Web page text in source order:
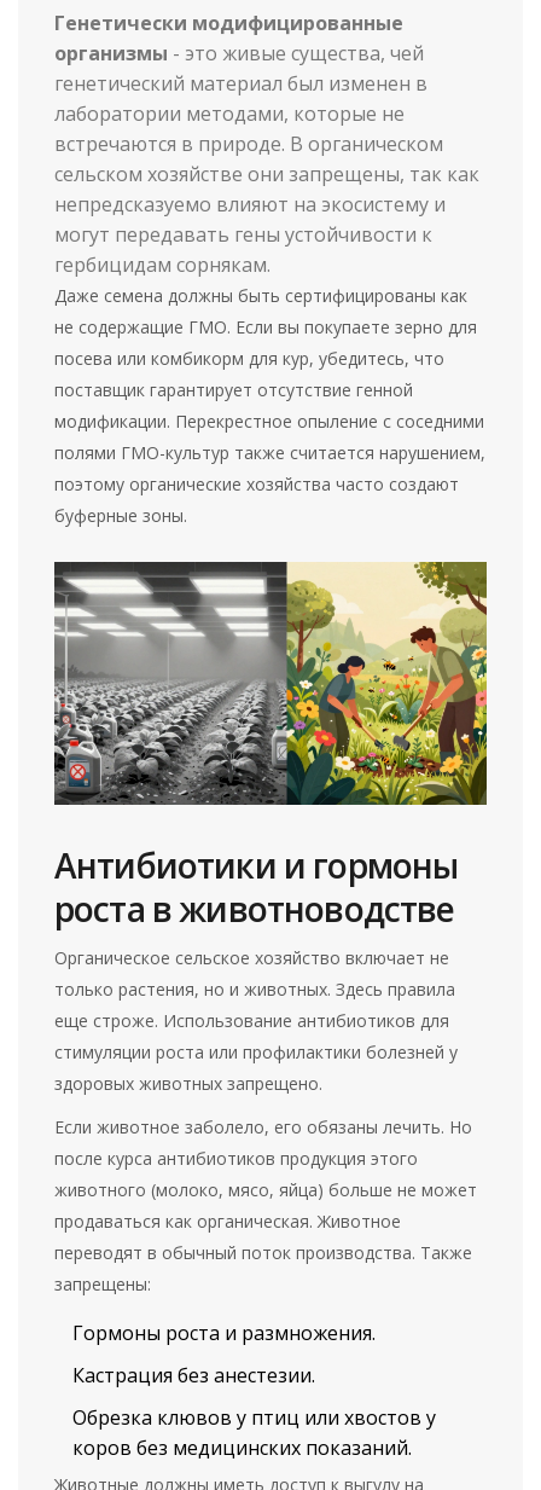
Генетически модифицированные
организмы - это живые существа, чей
генетический материал был изменен в
лаборатории методами, которые не
встречаются в природе. В органическом
сельском хозяйстве они запрещены, так как
непредсказуемо влияют на экосистему и
могут передавать гены устойчивости к
гербицидам сорнякам.
Даже семена должны быть сертифицированы как
не содержащие ГМО. Если вы покупаете зерно для
посева или комбикорм для кур, убедитесь, что
поставщик гарантирует отсутствие генной
модификации. Перекрестное опыление с соседними
полями ГМО-культур также считается нарушением,
поэтому органические хозяйства часто создают
буферные зоны.
Антибиотики и гормоны
роста в животноводстве
Органическое сельское хозяйство включает не
только растения, но и животных. Здесь правила
еще строже. Использование антибиотиков для
стимуляции роста или профилактики болезней у
здоровых животных запрещено.
Если животное заболело, его обязаны лечить. Но
после курса антибиотиков продукция этого
животного (молоко, мясо, яйца) больше не может
продаваться как органическая. Животное
переводят в обычный поток производства. Также
запрещены:
Гормоны роста и размножения.
Кастрация без анестезии.
Обрезка клювов у птиц или хвостов у
коров без медицинских показаний.
Животные должны иметь доступ к выгулу на